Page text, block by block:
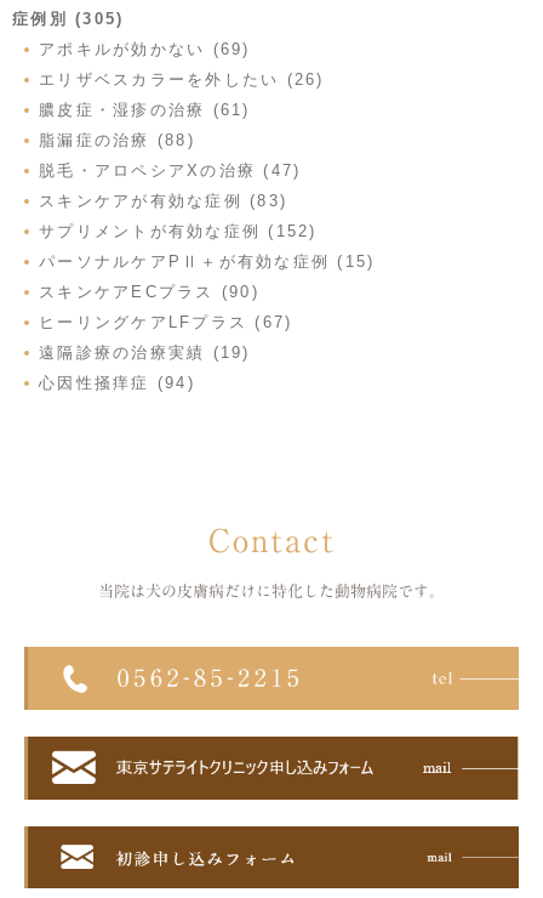
症例別 (305)
アポキルが効かない (69)
エリザベスカラーを外したい (26)
膿皮症・湿疹の治療 (61)
脂漏症の治療 (88)
脱毛・アロペシアXの治療 (47)
スキンケアが有効な症例 (83)
サプリメントが有効な症例 (152)
パーソナルケアPⅡ＋が有効な症例 (15)
スキンケアECプラス (90)
ヒーリングケアLFプラス (67)
遠隔診療の治療実績 (19)
心因性掻痒症 (94)
Contact
当院は犬の皮膚病だけに特化した 動物病院です。